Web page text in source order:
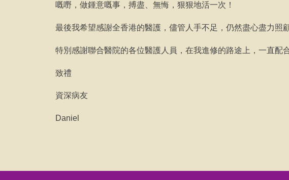
嘅嘢，做鍾意嘅事，搏盡、無悔，狠狠地活一次！
最後我希望感謝全香港的醫護，儘管人手不足，仍然盡心盡力照
特別感謝聯合醫院的各位醫護人員，在我進修的路途上，一直配
致禮
資深病友
Daniel